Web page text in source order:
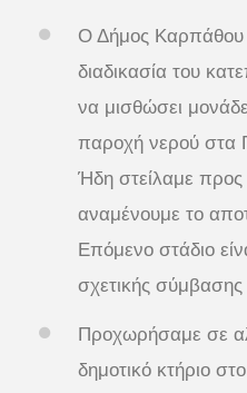
Ο Δήμος
διαδικασία του
να μισθώσει
παροχή νερού στα
Ήδη στείλαμε προς
αναμένουμε το
Επόμενο στάδιο
σχετικής
Προχωρήσαμε σε
δημοτικό κτήριο